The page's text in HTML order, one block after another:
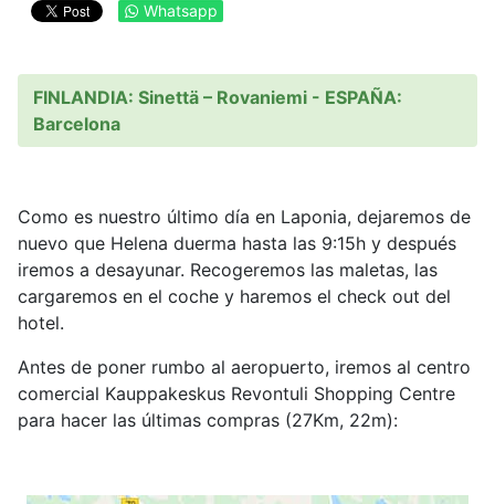
Whatsapp
FINLANDIA: Sinettä – Rovaniemi - ESPAÑA:
Barcelona
Como es nuestro último día en Laponia, dejaremos de
nuevo que Helena duerma hasta las 9:15h y después
iremos a desayunar. Recogeremos las maletas, las
cargaremos en el coche y haremos el check out del
hotel.
Antes de poner rumbo al aeropuerto, iremos al centro
comercial Kauppakeskus Revontuli Shopping Centre
para hacer las últimas compras (27Km, 22m):